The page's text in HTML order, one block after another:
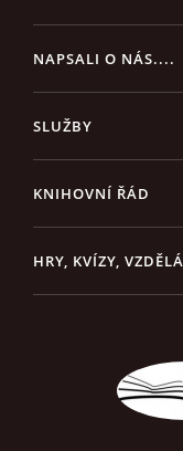
NAPSALI O NÁS....
SLUŽBY
KNIHOVNÍ ŘÁD
HRY, KVÍZY,